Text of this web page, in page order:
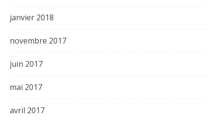
janvier 2018
novembre 2017
juin 2017
mai 2017
avril 2017